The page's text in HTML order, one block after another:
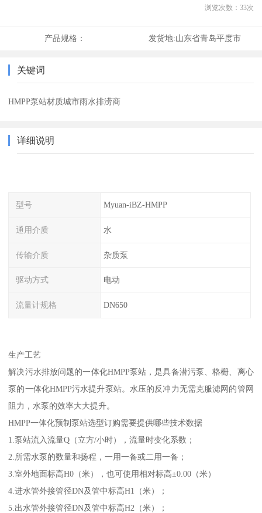
浏览次数： 33次
产品规格： 发货地:山东省青岛平度市
关键词
HMPP泵站材质城市雨水排涝商
详细说明
型号 Myuan-iBZ-HMPP
通用介质 水
传输介质 杂质泵
驱动方式 电动
流量计规格 DN650
生产工艺
解决污水排放问题的一体化HMPP泵站，是具备潜污泵、格栅、离心
泵的一体化HMPP污水提升泵站。水压的反冲力无需克服滤网的管网
阻力，水泵的效率大大提升。
HMPP一体化预制泵站选型订购需要提供哪些技术数据
1.泵站流入流量Q（立方/小时），流量时变化系数；
2.所需水泵的数量和扬程，一用一备或二用一备；
3.室外地面标高H0（米），也可使用相对标高±0.00（米）
4.进水管外接管径DN及管中标高H1（米）；
5.出水管外接管径DN及管中标高H2（米）；